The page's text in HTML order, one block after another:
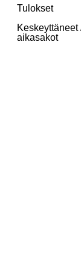
Tulokset
Keskeyttäneet
aikasakot